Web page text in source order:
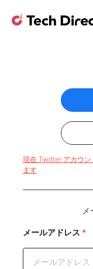
現在 Twitter アカウ
ます
メールアドレス *